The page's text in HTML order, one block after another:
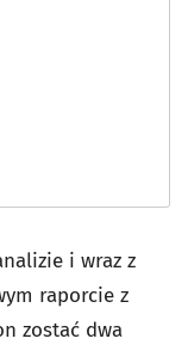
i wraz z
raporcie z
zostać dwa